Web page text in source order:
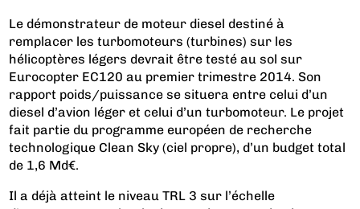
Le démonstrateur de moteur diesel destiné à
remplacer les turbomoteurs (turbines) sur les
hélicoptères légers devrait être testé au sol sur
Eurocopter EC120 au premier trimestre 2014. Son
rapport poids/puissance se situera entre celui d’un
diesel d’avion léger et celui d’un turbomoteur. Le projet
fait partie du programme européen de recherche
technologique Clean Sky (ciel propre), d’un budget total
de 1,6 Md€.
Il a déjà atteint le niveau TRL 3 sur l’échelle